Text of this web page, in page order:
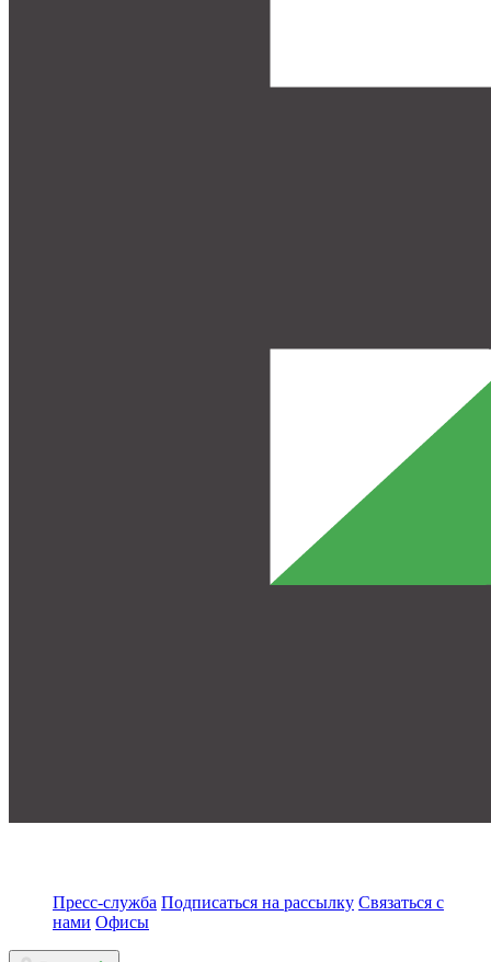
Пресс-служба Подписаться на рассылку Связаться с
нами Офисы